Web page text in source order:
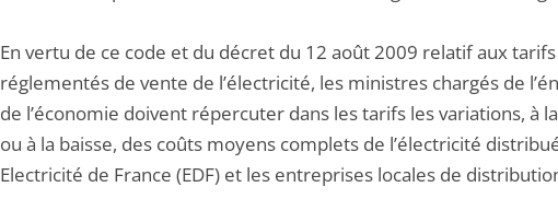
En vertu de ce code et du décret du 12 août 2009 relatif aux tarifs
réglementés de vente de l’électricité, les ministres chargés de
de l’économie doivent répercuter dans les tarifs les variations, à
ou à la baisse, des coûts moyens complets de l’électricité
Electricité de France (EDF) et les entreprises locales de